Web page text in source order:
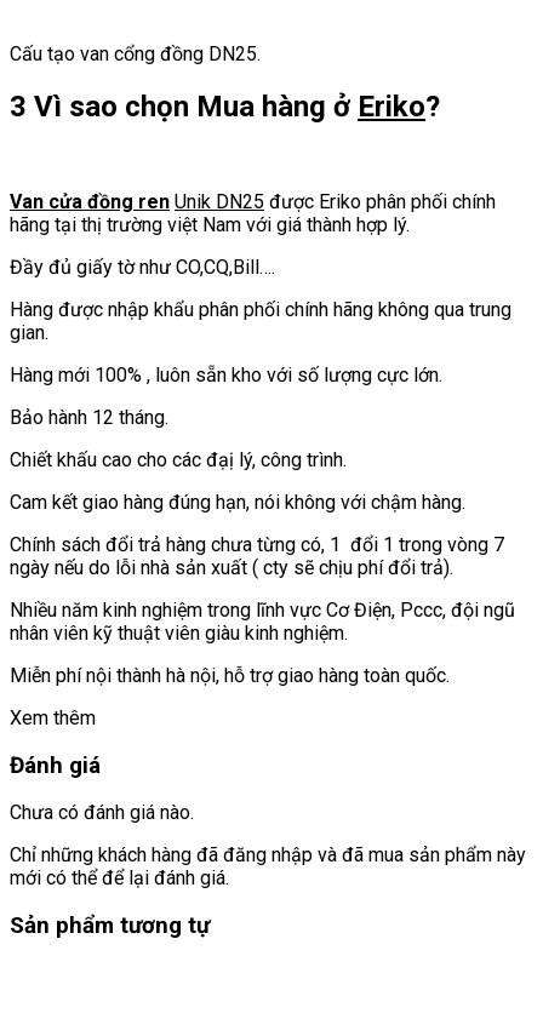
Cấu tạo van cổng đồng DN25.
3 Vì sao chọn Mua hàng ở Eriko?
Van cửa đồng ren Unik DN25 được Eriko phân phối chính
hãng tại thị trường việt Nam với giá thành hợp lý.
Đầy đủ giấy tờ như CO,CQ,Bill….
Hàng được nhập khẩu phân phối chính hãng không qua trung
gian.
Hàng mới 100% , luôn sẵn kho với số lượng cực lớn.
Bảo hành 12 tháng.
Chiết khấu cao cho các đạị lý, công trình.
Cam kết giao hàng đúng hạn, nói không với chậm hàng.
Chính sách đổi trả hàng chưa từng có, 1 đổi 1 trong vòng 7
ngày nếu do lỗi nhà sản xuất ( cty sẽ chịu phí đổi trả).
Nhiều năm kinh nghiệm trong lĩnh vực Cơ Điện, Pccc, đội ngũ
nhân viên kỹ thuật viên giàu kinh nghiệm.
Miễn phí nội thành hà nội, hỗ trợ giao hàng toàn quốc.
Xem thêm
Đánh giá
Chưa có đánh giá nào.
Chỉ những khách hàng đã đăng nhập và đã mua sản phẩm này
mới có thể để lại đánh giá.
Sản phẩm tương tự